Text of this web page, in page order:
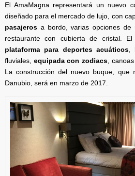
El AmaMagna representará un nuevo
diseñado para el mercado de lujo, con
pasajeros a bordo, varias opciones de
restaurante con cubierta de cristal. El
plataforma para deportes acuáticos,
fluviales, equipada con zodiacs ,
La construcción del nuevo buque, que
Danubio, será en marzo de 2017.